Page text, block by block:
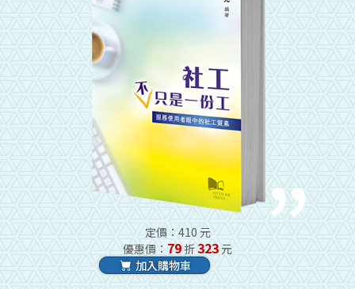
定價：410 元
優惠價： 79 折323 元
加入購物車